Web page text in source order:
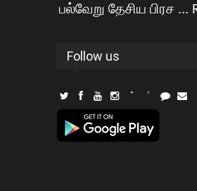
பல்வேறு தேசிய பிரச ...
Follow us